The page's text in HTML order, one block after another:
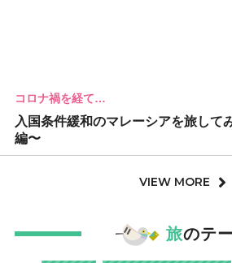
コロナ禍を経て…
入国条件緩和のマレーシアを旅して
編〜
VIEW MORE
旅のテ